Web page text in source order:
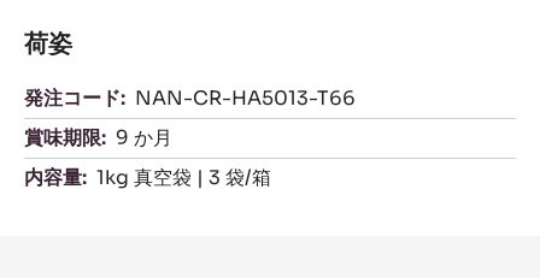
荷姿
発注コード: NAN-CR-HA5013-T66
賞味期限: 9 か月
内容量: 1kg 真空袋 | 3 袋/箱